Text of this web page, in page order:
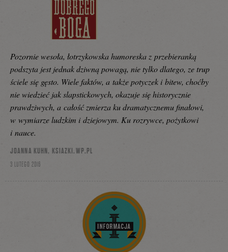
Pozornie wesoła, łotrzykowska humoreska z przebieranką
podszyta jest jednak dziwną powagą, nie tylko dlatego, ze trup
ściele się gęsto. Wiele faktów, a także potyczek i bitew, choćby
nie wiedzieć jak slapstickowych, okazuje się historycznie
prawdziwych, a całość zmierza ku dramatycznemu finałowi,
w wymiarze ludzkim i dziejowym. Ku rozrywce, pożytkowi
i nauce.
JOANNA KUHN, KSIAZKI.WP.PL
3 LUTEGO 2016